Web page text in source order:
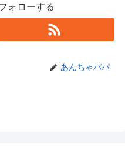
ォローする
あんちゃパパ